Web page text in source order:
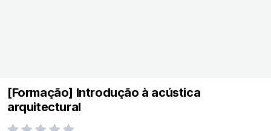
[Formação] Introdução à acústica
arquitectural